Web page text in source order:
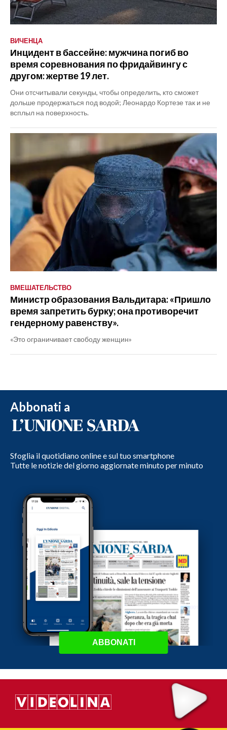
ВИЧЕНЦА
Инцидент в бассейне: мужчина погиб во
время соревнования по фридайвингу с
другом: жертве 19 лет.
Они отсчитывали секунды, чтобы определить, кто сможет
дольше продержаться под водой; Леонардо Кортезе так и не
всплыл на поверхность.
ВМЕШАТЕЛЬСТВО
Министр образования Вальдитара: «Пришло
время запретить бурку; она противоречит
гендерному равенству».
«Это ограничивает свободу женщин»
Abbonati a
Sfoglia il quotidiano online e sul tuo smartphone
Tutte le notizie del giorno aggiornate minuto per minuto
ABBONATI